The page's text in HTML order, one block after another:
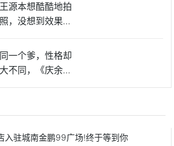
王源本想酷酷地拍
照，没想到效果出
同一个爹，性格却
大不同，《庆余
年》3位皇
入驻城南金鹏99广场!终于等到你